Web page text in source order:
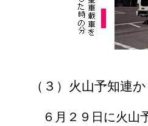
（３）火山予知連
６月２９日に火山